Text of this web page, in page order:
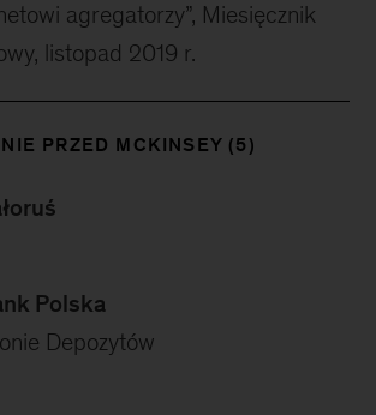
agregatorzy”, Miesięcznik
listopad 2019 r.
PRZED MCKINSEY (5)
Polska
Depozytów